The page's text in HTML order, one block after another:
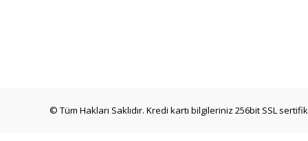
© Tüm Hakları Saklıdır. Kredi kartı bilgileriniz 256bit SSL